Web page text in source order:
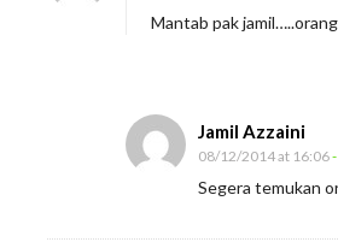
i
n
a
Mantab pak
Jamil Azzaini
08/12/2014 at 16:06
Segera temukan